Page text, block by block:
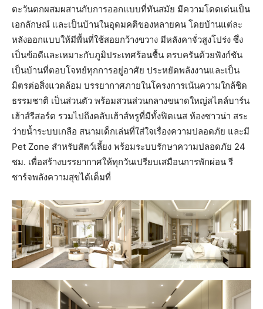
ตะวันตกผสมผสานกับการออกแบบที่ทันสมัย มีความโดดเด่นเป็น
เอกลักษณ์ และเป็นบ้านในอุดมคติของหลายคน โดยบ้านแต่ละ
หลังออกแบบให้มีพื้นที่ใช้สอยกว้างขวาง มีหลังคาจั่วสูงโปร่ง ซึ่ง
เป็นข้อดีและเหมาะกับภูมิประเทศร้อนชื้น ครบครันด้วยฟังก์ชัน
เป็นบ้านที่ตอบโจทย์ทุกการอยู่อาศัย ประหยัดพลังงานและเป็น
มิตรต่อสิ่งแวดล้อม บรรยากาศภายในโครงการเน้นความใกล้ชิด
ธรรมชาติ เป็นส่วนตัว พร้อมสวนส่วนกลางขนาดใหญ่สไตล์บาร์น
เฮ้าส์รีสอร์ต รวมไปถึงคลับเฮ้าส์หรูที่มีทั้งฟิตเนส ห้องซาวน่า สระ
ว่ายน้ำระบบเกลือ สนามเด็กเล่นที่ใส่ใจเรื่องความปลอดภัย และมี
Pet Zone สำหรับสัตว์เลี้ยง พร้อมระบบรักษาความปลอดภัย 24
ชม. เพื่อสร้างบรรยากาศให้ทุกวันเปรียบเสมือนการพักผ่อน รี
ชาร์จพลังความสุขได้เต็มที่